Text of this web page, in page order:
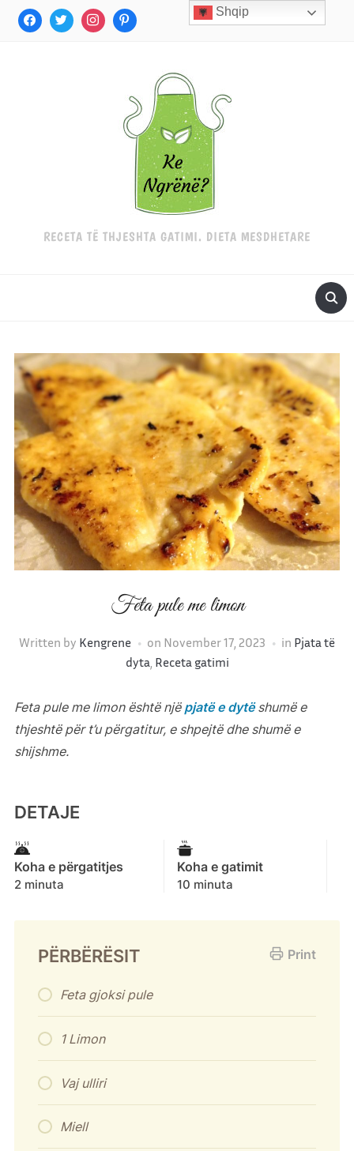
RECETA TË THJESHTA GATIMI. DIETA MESDHETARE
Feta pule me limon
Written by Kengrene on November 17, 2023 in Pjata të
dyta Receta gatimi
Feta pule me limon është një pjatë e dytëshumë e
thjeshtë për t’u përgatitur, e shpejtë dhe shumë e
shijshme.
DETAJE
Koha e përgatitjes
2 minuta
Koha e gatimit
10 minuta
Print
PËRBËRËSIT
Feta gjoksi pule
1 Limon
Vaj ulliri
Miell
Shqip